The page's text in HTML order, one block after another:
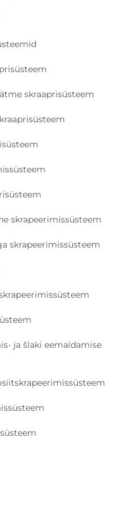
skraaprisüsteem
skrapeerimissüsteem
skrapeerimissüsteem
ja šlaki eemaldamise